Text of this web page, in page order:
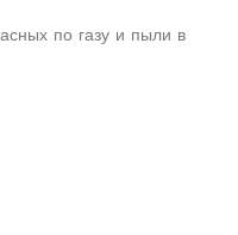
по газу и пыли в